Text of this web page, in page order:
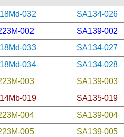
032
SA134-026
002
SA139-002
033
SA134-027
034
SA134-028
003
SA139-003
019
SA135-019
004
SA139-004
005
SA139-005